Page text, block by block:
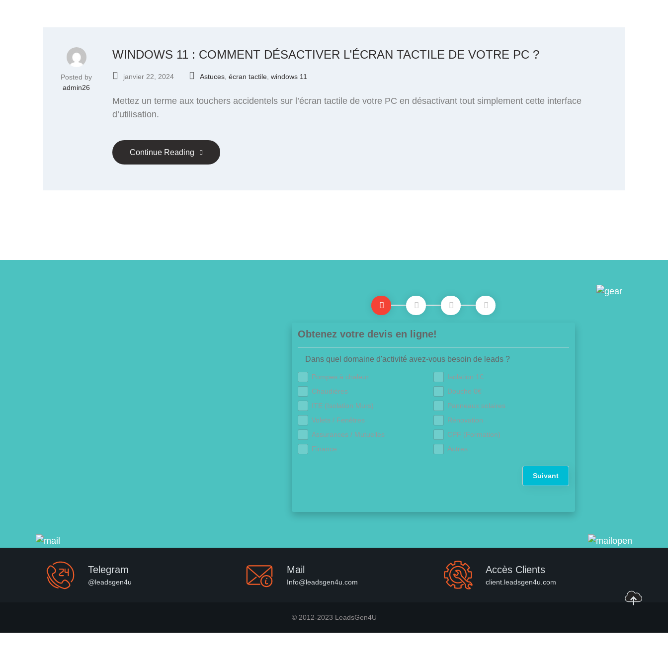
Posted by
admin26
WINDOWS 11 : COMMENT DÉSACTIVER L’ÉCRAN TACTILE DE VOTRE PC ?
janvier 22, 2024 Astuces écran tactile windows 11
Mettez un terme aux touchers accidentels sur l’écran tactile de votre PC en désactivant tout simplement cette interface
d’utilisation.
Continue Reading
Obtenez votre devis en ligne!
Dans quel domaine d'activité avez-vous besoin de leads ?
Pompes à chaleur
Isolation 1€
Chaudières
Douche 0€
ITE (Isolation Murs)
Panneaux solaires
Volets / Fenêtres
Rénovation
Assurances / Mutuelles
CPF (Formation)
Finance
Autres
Suivant
Telegram
@leadsgen4u
Mail
Info@leadsgen4u.com
Accès Clients
client.leadsgen4u.com
© 2012-2023 LeadsGen4U